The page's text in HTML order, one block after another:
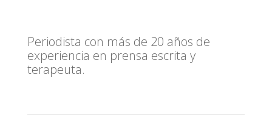
Periodista con más de 20 años de
experiencia en prensa escrita y
terapeuta.